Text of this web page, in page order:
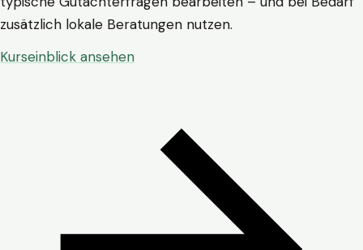
zusätzlich lokale Beratungen nutzen.
Kurseinblick ansehen